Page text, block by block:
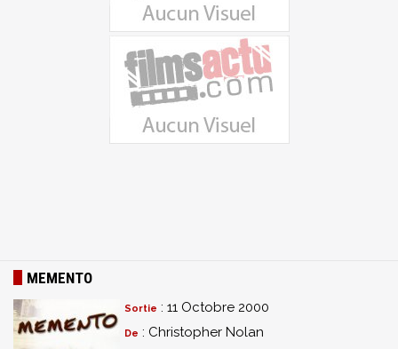
MEMENTO
Sortie : 11 Octobre 2000
De : Christopher Nolan